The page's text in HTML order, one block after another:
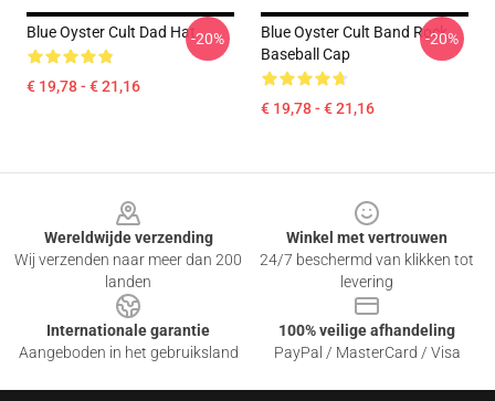
Blue Oyster Cult Dad Hat
€ 19,78 - € 21,16
-20%
Blue Oyster Cult Band Rock
Baseball Cap
€ 19,78 - € 21,16
-20%
Wereldwijde verzending
Wij verzenden naar meer dan 200
landen
Winkel met vertrouwen
24/7 beschermd van klikken tot
levering
Internationale garantie
Aangeboden in het gebruiksland
100% veilige afhandeling
PayPal / MasterCard / Visa